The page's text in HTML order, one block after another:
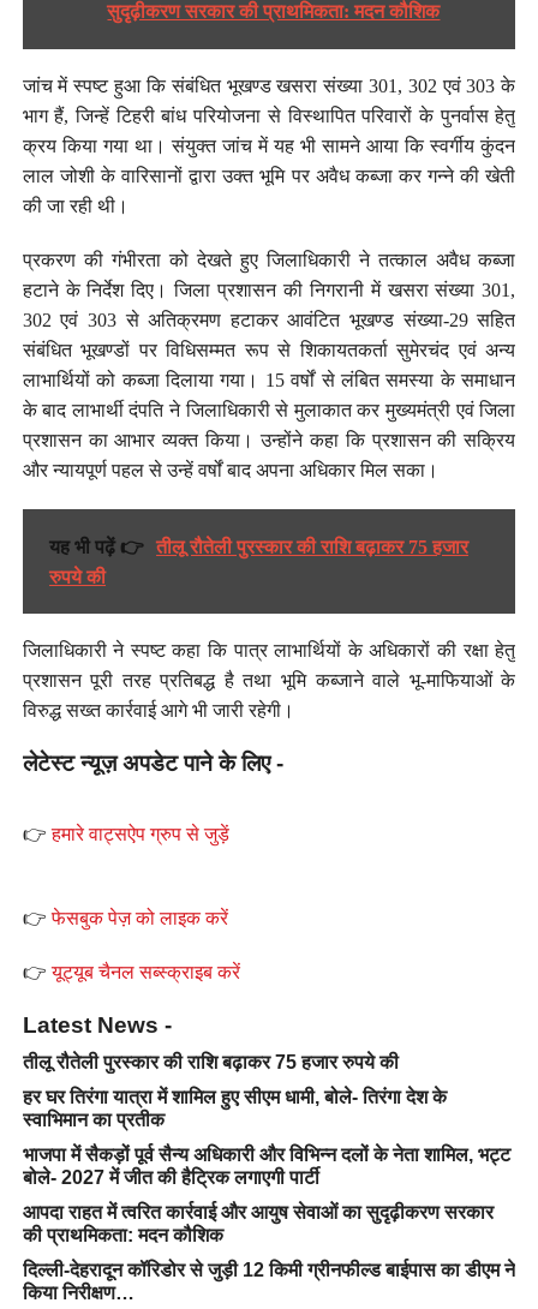
सुदृढ़ीकरण सरकार की प्राथमिकता: मदन कौशिक
जांच में स्पष्ट हुआ कि संबंधित भूखण्ड खसरा संख्या 301, 302 एवं 303 के
भाग हैं, जिन्हें टिहरी बांध परियोजना से विस्थापित परिवारों के पुनर्वास हेतु
क्रय किया गया था। संयुक्त जांच में यह भी सामने आया कि स्वर्गीय कुंदन
लाल जोशी के वारिसानों द्वारा उक्त भूमि पर अवैध कब्जा कर गन्ने की खेती
की जा रही थी।
प्रकरण की गंभीरता को देखते हुए जिलाधिकारी ने तत्काल अवैध कब्जा
हटाने के निर्देश दिए। जिला प्रशासन की निगरानी में खसरा संख्या 301,
302 एवं 303 से अतिक्रमण हटाकर आवंटित भूखण्ड संख्या-29 सहित
संबंधित भूखण्डों पर विधिसम्मत रूप से शिकायतकर्ता सुमेरचंद एवं अन्य
लाभार्थियों को कब्जा दिलाया गया। 15 वर्षों से लंबित समस्या के समाधान
के बाद लाभार्थी दंपति ने जिलाधिकारी से मुलाकात कर मुख्यमंत्री एवं जिला
प्रशासन का आभार व्यक्त किया। उन्होंने कहा कि प्रशासन की सक्रिय
और न्यायपूर्ण पहल से उन्हें वर्षों बाद अपना अधिकार मिल सका।
यह भी पढ़ें 👉 तीलू रौतेली पुरस्कार की राशि बढ़ाकर 75 हजार
रुपये की
जिलाधिकारी ने स्पष्ट कहा कि पात्र लाभार्थियों के अधिकारों की रक्षा हेतु
प्रशासन पूरी तरह प्रतिबद्ध है तथा भूमि कब्जाने वाले भू-माफियाओं के
विरुद्ध सख्त कार्रवाई आगे भी जारी रहेगी।
लेटेस्ट न्यूज़ अपडेट पाने के लिए -
👉हमारे वाट्सऐप ग्रुप से जुड़ें
👉फेसबुक पेज़ को लाइक करें
👉यूट्यूब चैनल सब्स्क्राइब करें
Latest News -
तीलू रौतेली पुरस्कार की राशि बढ़ाकर 75 हजार रुपये की
हर घर तिरंगा यात्रा में शामिल हुए सीएम धामी, बोले- तिरंगा देश के
स्वाभिमान का प्रतीक
भाजपा में सैकड़ों पूर्व सैन्य अधिकारी और विभिन्न दलों के नेता शामिल, भट्ट
बोले- 2027 में जीत की हैट्रिक लगाएगी पार्टी
आपदा राहत में त्वरित कार्रवाई और आयुष सेवाओं का सुदृढ़ीकरण सरकार
की प्राथमिकता: मदन कौशिक
दिल्ली-देहरादून कॉरिडोर से जुड़ी 12 किमी ग्रीनफील्ड बाईपास का डीएम ने
किया निरीक्षण…